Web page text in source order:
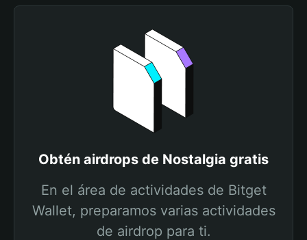
Obtén airdrops de Nostalgia gratis
En el área de actividades de Bitget
Wallet, preparamos varias actividades
de airdrop para ti.